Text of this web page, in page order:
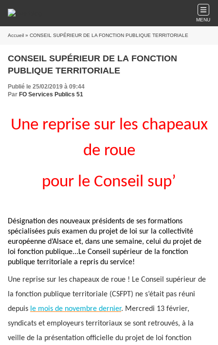
MENU
Accueil » CONSEIL SUPÉRIEUR DE LA FONCTION PUBLIQUE TERRITORIALE
CONSEIL SUPÉRIEUR DE LA FONCTION
PUBLIQUE TERRITORIALE
Publié le 25/02/2019 à 09:44
Par FO Services Publics 51
Une reprise sur les chapeaux
de roue
pour le Conseil sup’
Désignation des nouveaux présidents de ses formations
spécialisées puis examen du projet de loi sur la collectivité
européenne d’Alsace et, dans une semaine, celui du projet de
loi fonction publique...Le Conseil supérieur de la fonction
publique territoriale a repris du service!
Une reprise sur les chapeaux de roue ! Le Conseil supérieur de
la fonction publique territoriale (CSFPT) ne s’était pas réuni
depuis le mois de novembre dernier. Mercredi 13 février,
syndicats et employeurs territoriaux se sont retrouvés, à la
veille de la présentation officielle du projet de loi fonction